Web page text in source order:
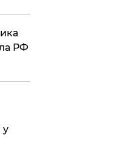
РФ
у